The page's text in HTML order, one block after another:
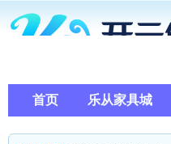
首页 乐从家具城